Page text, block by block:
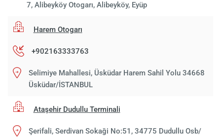
7, Alibeyköy Otogarı, Alibeyköy, Eyüp
Harem Otogarı
+902163333763
Selimiye Mahallesi, Üsküdar Harem Sahil Yolu 34668
Üsküdar/İSTANBUL
Ataşehir Dudullu Terminali
Şerifali, Serdivan Sokaği No:51, 34775 Dudullu Osb/